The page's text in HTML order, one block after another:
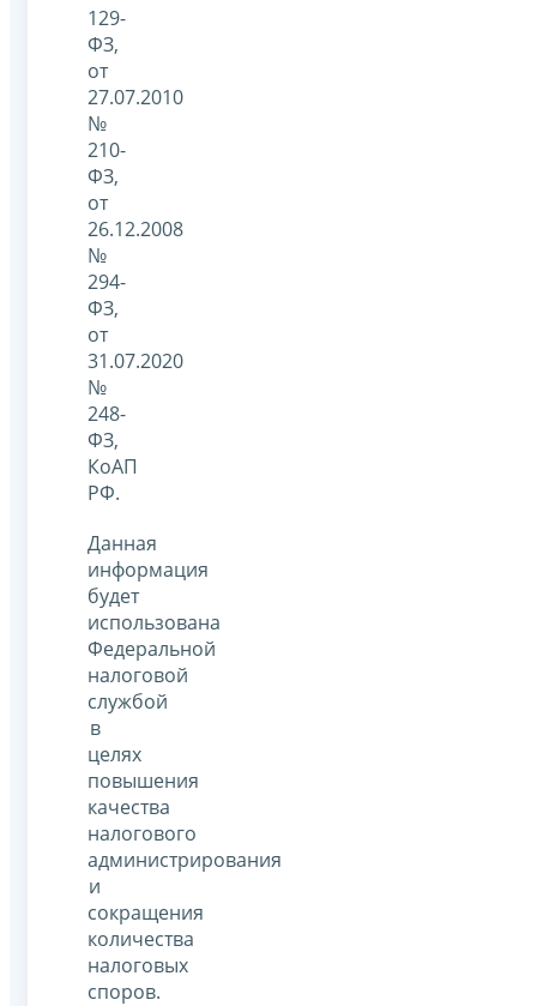
129-
ФЗ,
от
27.07.2010
№
210-
ФЗ,
от
26.12.2008
№
294-
ФЗ,
от
31.07.2020
№
248-
ФЗ,
КоАП
РФ.
Данная
информация
будет
использована
Федеральной
налоговой
службой
в
целях
повышения
качества
налогового
администрирования
и
сокращения
количества
налоговых
споров.